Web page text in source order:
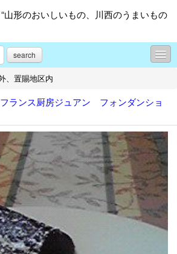
形のおいしいもの、川西のうまいもの
search
地区内
山形市以外、県内外
アーサロン シーズ」
、置賜地区内
ランス厨房ジュアン フォンダンショ